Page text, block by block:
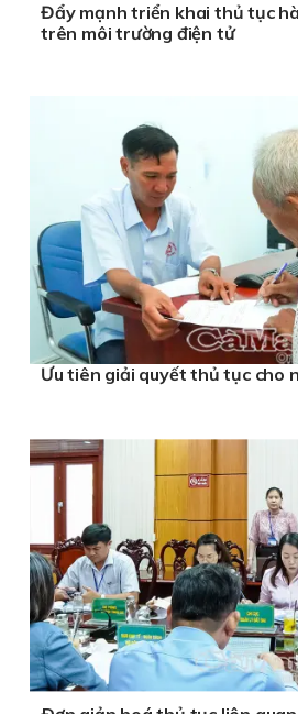
Đẩy mạnh triển khai thủ tục
trên môi trường điện tử
Ưu tiên giải quyết thủ tục cho